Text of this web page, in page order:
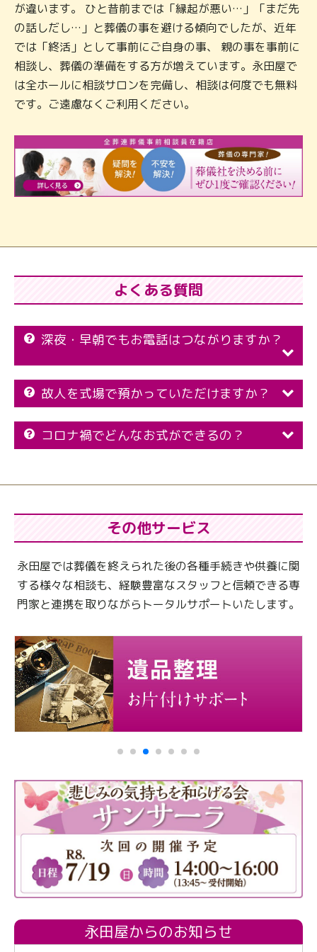
が違います。 ひと昔前までは「縁起が悪い…」「まだ先
の話しだし…」と葬儀の事を避ける傾向でしたが、近年
では「終活」として事前にご自身の事、 親の事を事前に
相談し、葬儀の準備をする方が増えています。永田屋で
は全ホールに相談サロンを完備し、相談は何度でも無料
です。ご遠慮なくご利用ください。
よくある質問
深夜・早朝でもお電話はつながりますか？
故人を式場で預かっていただけますか？
コロナ禍でどんなお式ができるの？
その他サービス
永田屋では葬儀を終えられた後の各種手続きや供養に関
する様々な相談も、 経験豊富なスタッフと信頼できる専
門家と連携を取りながらトータルサポートいたします。
永田屋からのお知らせ